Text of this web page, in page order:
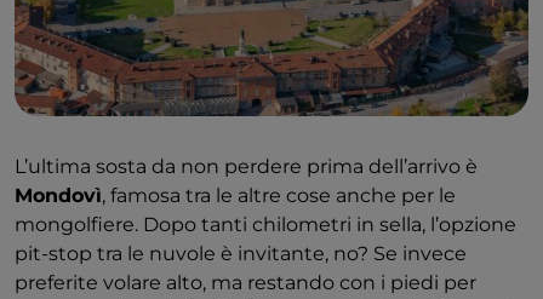
L’ultima sosta da non perdere prima dell’arrivo è
Mondovì, famosa tra le altre cose anche per le
mongolfiere. Dopo tanti chilometri in sella, l’opzione
pit-stop tra le nuvole è invitante, no? Se invece
preferite volare alto, ma restando con i piedi per